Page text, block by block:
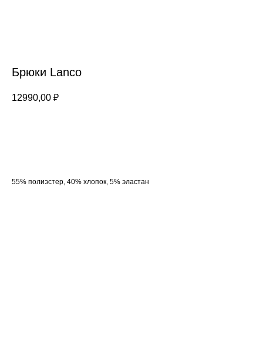
Брюки Lanco
12990,00 ₽
55% полиэстер, 40% хлопок, 5% эластан